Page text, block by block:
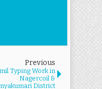
Previous
Typing Work in
Nagercoil &
District